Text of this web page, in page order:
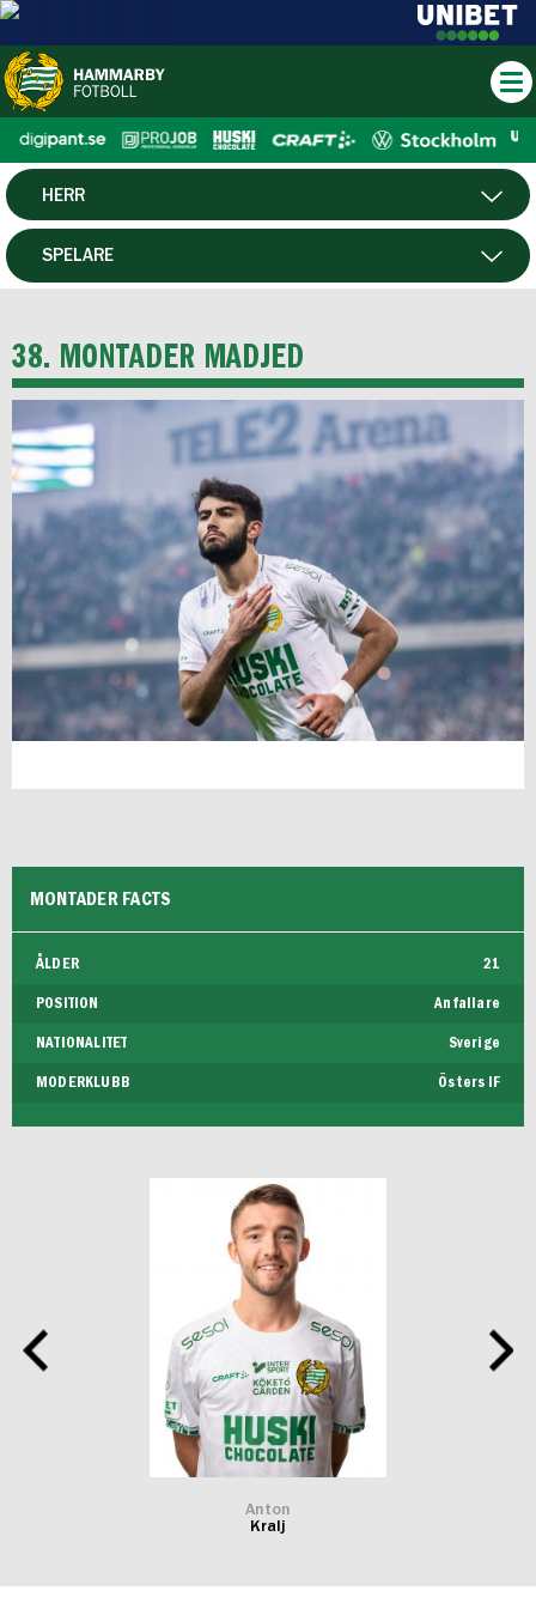
HERR
DAM
P19
F19
FUTSAL HERR
FUTSAL DAM
SPELARE
38. MONTADER MADJED
MONTADER FACTS
ÅLDER 21
POSITION Anfallare
NATIONALITET Sverige
MODERKLUBB Östers IF
Anton
Kralj